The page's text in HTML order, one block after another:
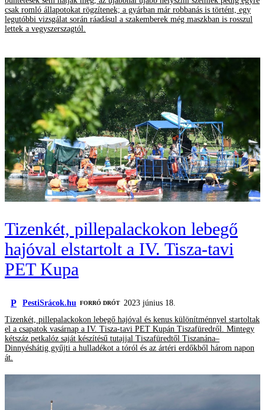
csak romló állapotokat rögzítenek; a gyárban már robbanás is történt, egy
legutóbbi vizsgálat során ráadásul a szakemberek még maszkban is rosszul
lettek a vegyszerszagtól.
Tizenkét, pillepalackokon lebegő
hajóval elstartolt a IV. Tisza-tavi
PET Kupa
P PestiSrácok.hu FORRÓ DRÓT 2023 június 18.
Tizenkét, pillepalackokon lebegő hajóval és kenus különítménnyel startoltak
el a csapatok vasárnap a IV. Tisza-tavi PET Kupán Tiszafüredről. Mintegy
kétszáz petkalóz saját készítésű tutajjal Tiszafüredtől Tiszanána–
Dinnyéshátig gyűjti a hulladékot a tóról és az ártéri erdőkből három napon
át.